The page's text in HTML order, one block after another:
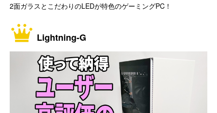
2面ガラスとこだわりのLEDが特色のゲーミングPC！
Lightning-G